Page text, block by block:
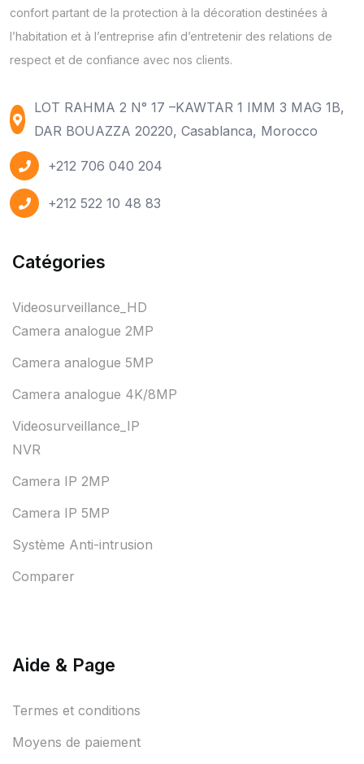
confort partant de la protection à la décoration destinées à
l’habitation et à l’entreprise afin d’entretenir des relations de
respect et de confiance avec nos clients.
LOT RAHMA 2 N° 17 –KAWTAR 1 IMM 3 MAG 1B,
DAR BOUAZZA 20220, Casablanca, Morocco
+212 706 040 204
+212 522 10 48 83
Catégories
Videosurveillance_HD
Camera analogue 2MP
Camera analogue 5MP
Camera analogue 4K/8MP
Videosurveillance_IP
NVR
Camera IP 2MP
Camera IP 5MP
Système Anti-intrusion
Comparer
Aide & Page
Termes et conditions
Moyens de paiement